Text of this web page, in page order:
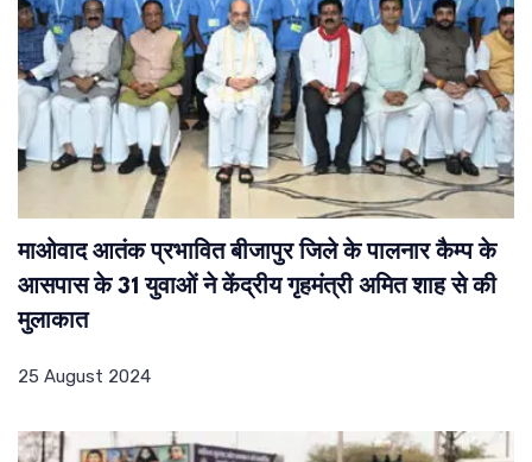
माओवाद आतंक प्रभावित बीजापुर जिले के पालनार कैम्प के
आसपास के 31 युवाओं ने केंद्रीय गृहमंत्री अमित शाह से की
मुलाकात
25 August 2024